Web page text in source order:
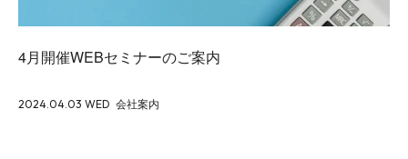
4月開催WEBセミナーのご案内
2024.04.03 WED 会社案内